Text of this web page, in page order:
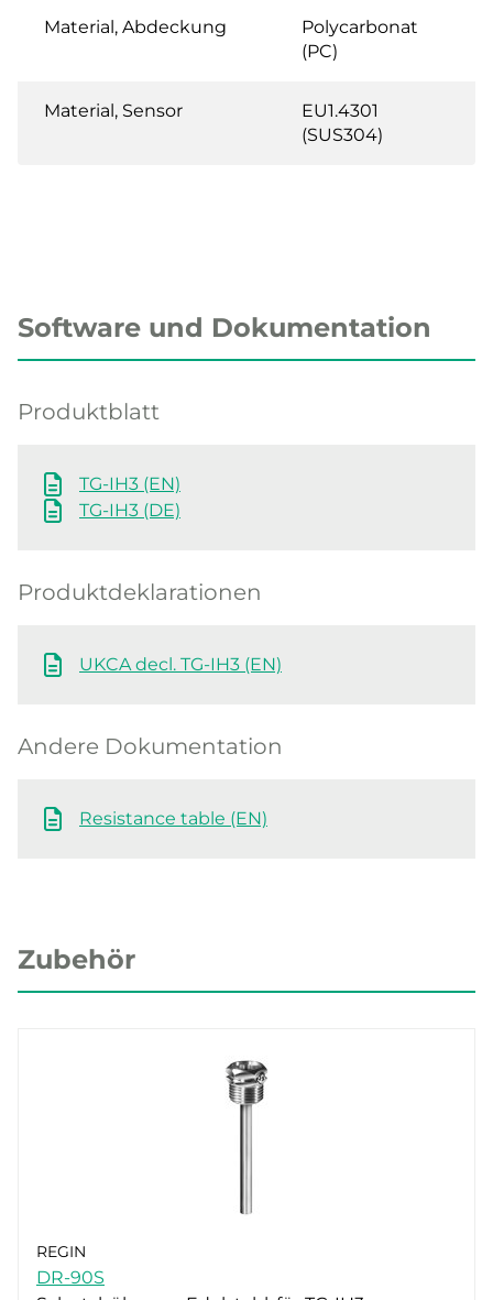
Material, Abdeckung
Polycarbonat
(PC)
Material, Sensor
EU1.4301
(SUS304)
Software und Dokumentation
Produktblatt
TG-IH3 (EN)
TG-IH3 (DE)
Produktdeklarationen
UKCA decl. TG-IH3 (EN)
Andere Dokumentation
Resistance table (EN)
Zubehör
REGIN
DR-90S